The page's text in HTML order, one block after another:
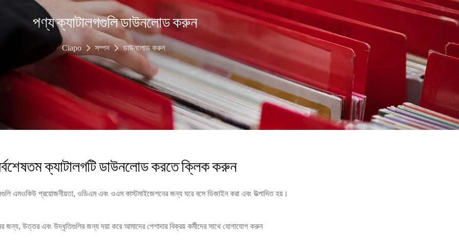
পণ্য ক্যাটালগগুলি ডাউনলোড করুন
Ciapo সম্পদ ডাউনলোড করুন
ক্যাটালগটি ডাউনলোড করতে ক্লিক করুন
এমওকিউ প্রয়োজনীয়তা, ওডিএম এবং ওএম কাস্টমাইজেশনের জন্য ঘরে বসে ডিজাইন করা এবং উত্পাদিত হয়।
জন্য, উত্তর এবং উদ্ধৃতিগুলির জন্য দয়া করে আমাদের পেশাদার বিক্রয় কর্মীদের সাথে যোগাযোগ করুন